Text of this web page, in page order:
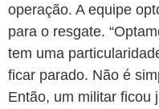
operação. A equipe
para o resgate.
tem uma
ficar parado. Não é
Então, um militar ficou